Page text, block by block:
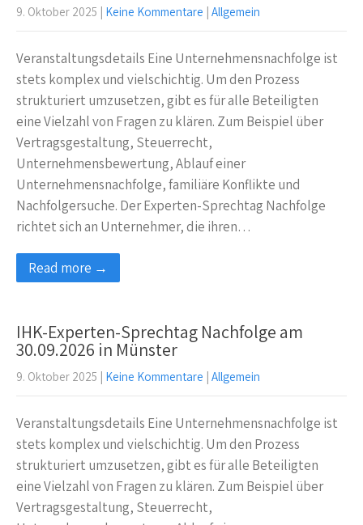
9. Oktober 2025 | Keine Kommentare | Allgemein
Veranstaltungsdetails Eine Unternehmensnachfolge ist
stets komplex und vielschichtig. Um den Prozess
strukturiert umzusetzen, gibt es für alle Beteiligten
eine Vielzahl von Fragen zu klären. Zum Beispiel über
Vertragsgestaltung, Steuerrecht,
Unternehmensbewertung, Ablauf einer
Unternehmensnachfolge, familiäre Konflikte und
Nachfolgersuche. Der Experten-Sprechtag Nachfolge
richtet sich an Unternehmer, die ihren…
Read more →
IHK-Experten-Sprechtag Nachfolge am
30.09.2026 in Münster
9. Oktober 2025 | Keine Kommentare | Allgemein
Veranstaltungsdetails Eine Unternehmensnachfolge ist
stets komplex und vielschichtig. Um den Prozess
strukturiert umzusetzen, gibt es für alle Beteiligten
eine Vielzahl von Fragen zu klären. Zum Beispiel über
Vertragsgestaltung, Steuerrecht,